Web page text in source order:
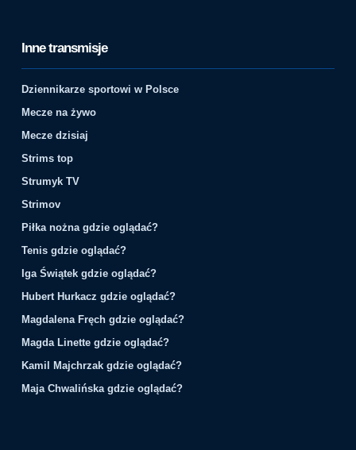
Inne transmisje
Dziennikarze sportowi w Polsce
Mecze na żywo
Mecze dzisiaj
Strims top
Strumyk TV
Strimov
Piłka nożna gdzie oglądać?
Tenis gdzie oglądać?
Iga Świątek gdzie oglądać?
Hubert Hurkacz gdzie oglądać?
Magdalena Fręch gdzie oglądać?
Magda Linette gdzie oglądać?
Kamil Majchrzak gdzie oglądać?
Maja Chwalińska gdzie oglądać?